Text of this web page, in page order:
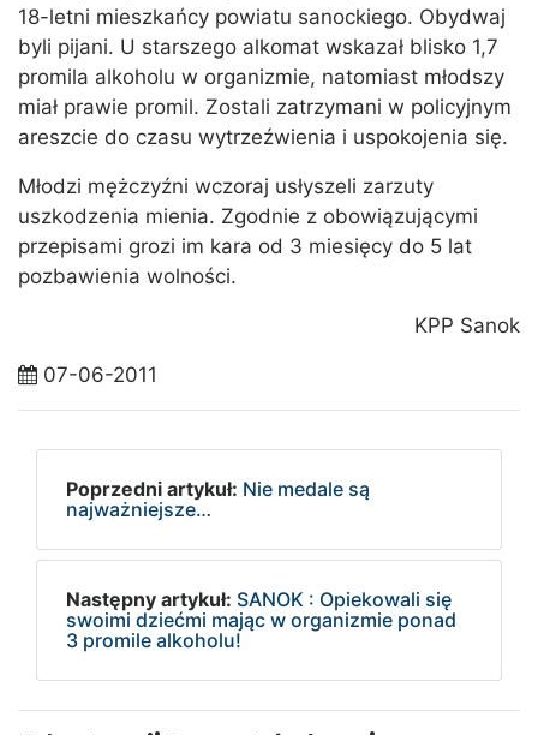
18-letni mieszkańcy powiatu sanockiego. Obydwaj
byli pijani. U starszego alkomat wskazał blisko 1,7
promila alkoholu w organizmie, natomiast młodszy
miał prawie promil. Zostali zatrzymani w policyjnym
areszcie do czasu wytrzeźwienia i uspokojenia się.
Młodzi mężczyźni wczoraj usłyszeli zarzuty
uszkodzenia mienia. Zgodnie z obowiązującymi
przepisami grozi im kara od 3 miesięcy do 5 lat
pozbawienia wolności.
KPP Sanok
07-06-2011
Poprzedni artykuł: Nie medale są
najważniejsze…
Następny artykuł: SANOK : Opiekowali się
swoimi dziećmi mając w organizmie ponad
3 promile alkoholu!